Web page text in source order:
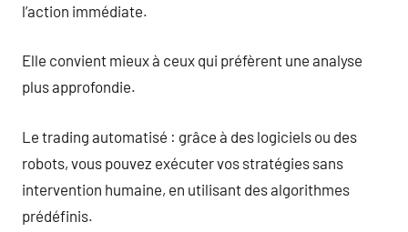
l’action immédiate.
Elle convient mieux à ceux qui préfèrent une analyse
plus approfondie.
Le trading automatisé : grâce à des logiciels ou des
robots, vous pouvez exécuter vos stratégies sans
intervention humaine, en utilisant des algorithmes
prédéfinis.